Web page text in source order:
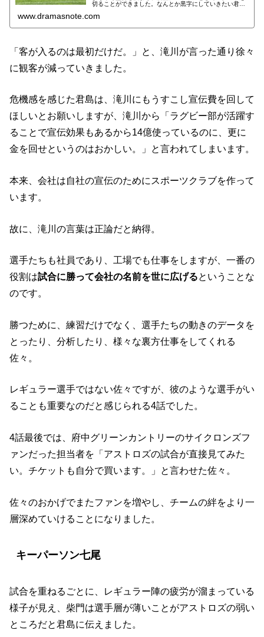
切ることができました。なんとか黒字にしていきたい君島
す。果たして君島は壁を破ることが出来るのでしょうか!?
www.dramasnote.com
「客が入るのは最初だけだ。」と、滝川が言った通り徐々
に観客が減っていきました。
危機感を感じた君島は、滝川にもうすこし宣伝費を回して
ほしいとお願いしますが、滝川から「ラグビー部が活躍す
ることで宣伝効果もあるから14億使っているのに、更に
金を回せというのはおかしい。」と言われてしまいます。
本来、会社は自社の宣伝のためにスポーツクラブを作って
います。
故に、滝川の言葉は正論だと納得。
選手たちも社員であり、工場でも仕事をしますが、一番の
役割は試合に勝って会社の名前を世に広げるということな
のです。
勝つために、練習だけでなく、選手たちの動きのデータを
とったり、分析したり、様々な裏方仕事をしてくれる
佐々。
レギュラー選手ではない佐々ですが、彼のような選手がい
ることも重要なのだと感じられる4話でした。
4話最後では、府中グリーンカントリーのサイクロンズフ
ァンだった担当者を「アストロズの試合が直接見てみた
い。チケットも自分で買います。」と言わせた佐々。
佐々のおかげでまたファンを増やし、チームの絆をより一
層深めていけることになりました。
キーパーソン七尾
試合を重ねるごとに、レギュラー陣の疲労が溜まっている
様子が見え、柴門は選手層が薄いことがアストロズの弱い
ところだと君島に伝えました。